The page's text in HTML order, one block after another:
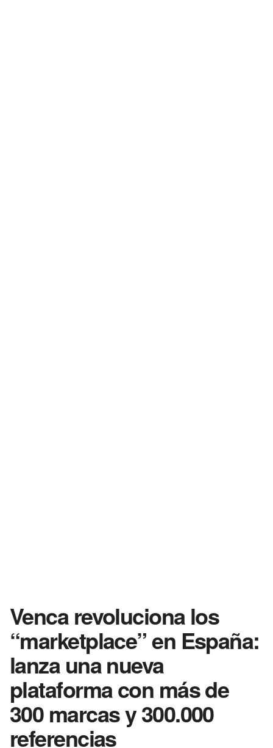
Venca revoluciona los
“marketplace” en España:
lanza una nueva
plataforma con más de
300 marcas y 300.000
referencias